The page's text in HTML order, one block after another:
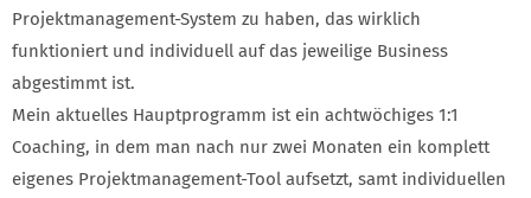
Projektmanagement-System zu haben, das wirklich
funktioniert und individuell auf das jeweilige Business
abgestimmt ist.
Mein aktuelles Hauptprogramm ist ein achtwöchiges 1:1
Coaching, in dem man nach nur zwei Monaten ein komplett
eigenes Projektmanagement-Tool aufsetzt, samt individuellen